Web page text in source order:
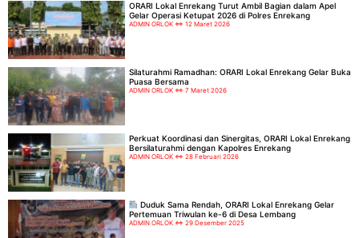
ORARI Lokal Enrekang Turut Ambil Bagian dalam Apel
Gelar Operasi Ketupat 2026 di Polres Enrekang
ADMIN ORLOK 12 Maret 2026
Silaturahmi Ramadhan: ORARI Lokal Enrekang Gelar Buka
Puasa Bersama
ADMIN ORLOK 7 Maret 2026
Perkuat Koordinasi dan Sinergitas, ORARI Lokal Enrekang
Bersilaturahmi dengan Kapolres Enrekang
ADMIN ORLOK 28 Februari 2026
Duduk Sama Rendah, ORARI Lokal Enrekang Gelar
Pertemuan Triwulan ke-6 di Desa Lembang
ADMIN ORLOK 29 Desember 2025